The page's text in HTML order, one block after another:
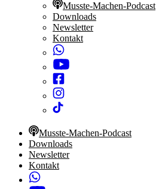
Musste-Machen-Podcast
Downloads
Newsletter
Kontakt
Musste-Machen-Podcast
Downloads
Newsletter
Kontakt